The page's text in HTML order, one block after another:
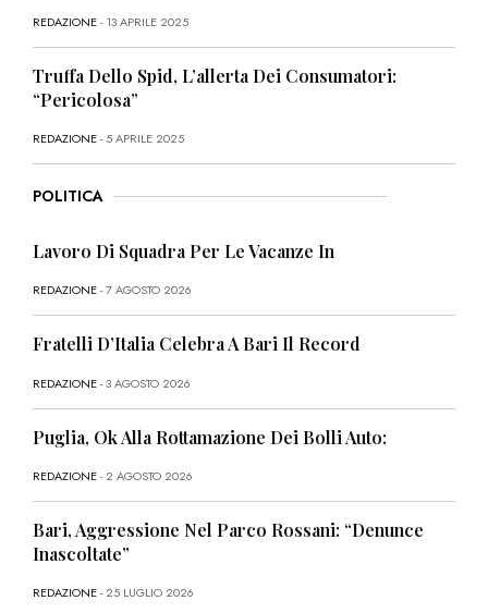
REDAZIONE- 13 APRILE 2025
Truffa Dello Spid, L’allerta Dei Consumatori:
“Pericolosa”
REDAZIONE- 5 APRILE 2025
POLITICA
Lavoro Di Squadra Per Le Vacanze In
REDAZIONE- 7 AGOSTO 2026
Fratelli D’Italia Celebra A Bari Il Record
REDAZIONE- 3 AGOSTO 2026
Puglia, Ok Alla Rottamazione Dei Bolli Auto:
REDAZIONE- 2 AGOSTO 2026
Bari, Aggressione Nel Parco Rossani: “Denunce
Inascoltate”
REDAZIONE- 25 LUGLIO 2026